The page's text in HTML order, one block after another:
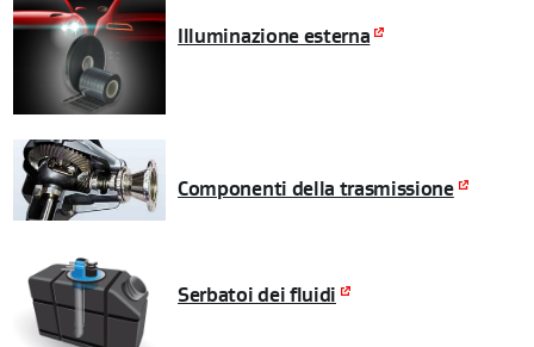
Illuminazione esterna
Componenti della trasmissione
Serbatoi dei fluidi